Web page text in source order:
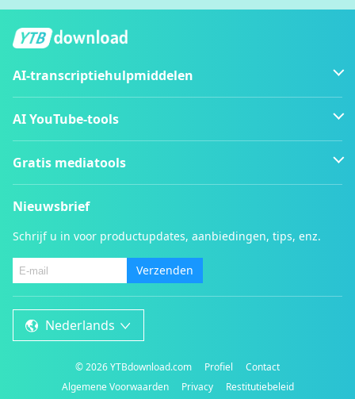
AI-transcriptiehulpmiddelen
AI YouTube-tools
Gratis mediatools
Nieuwsbrief
Schrijf u in voor productupdates, aanbiedingen, tips, enz.
Verzenden
Nederlands
©2026YTBdownload.com Profiel
Contact
Algemene Voorwaarden
Privacy Restitutiebeleid